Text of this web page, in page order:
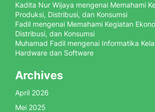
Kadita Nur Wijaya mengenai Memahami
Produksi, Distribusi, dan Konsumsi
Fadil mengenai Memahami Kegiatan
Distribusi, dan Konsumsi
Muhamad Fadil mengenai Informatika
Hardware dan Software
Archives
April 2026
Mei 2025